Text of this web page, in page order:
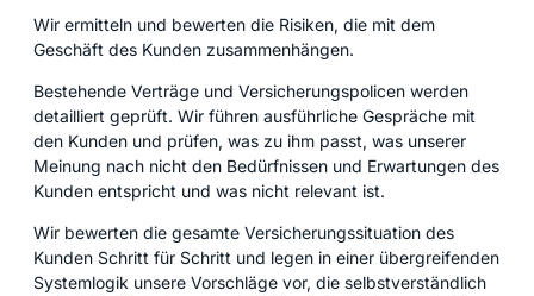
Wir ermitteln und bewerten die Risiken, die mit dem
Geschäft des Kunden zusammenhängen.
Bestehende Verträge und Versicherungspolicen werden
detailliert geprüft. Wir führen ausführliche Gespräche mit
den Kunden und prüfen, was zu ihm passt, was unserer
Meinung nach nicht den Bedürfnissen und Erwartungen des
Kunden entspricht und was nicht relevant ist.
Wir bewerten die gesamte Versicherungssituation des
Kunden Schritt für Schritt und legen in einer übergreifenden
Systemlogik unsere Vorschläge vor, die selbstverständlich